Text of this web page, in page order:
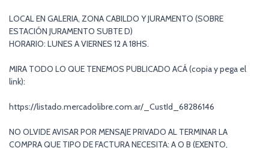
LOCAL EN GALERIA, ZONA CABILDO Y JURAMENTO (SOBRE
ESTACIÓN JURAMENTO SUBTE D)
HORARIO: LUNES A VIERNES 12 A 18HS.
MIRA TODO LO QUE TENEMOS PUBLICADO ACÁ (copia y pega el
link):
https://listado.mercadolibre.com.ar/_CustId_68286146
NO OLVIDE AVISAR POR MENSAJE PRIVADO AL TERMINAR LA
COMPRA QUE TIPO DE FACTURA NECESITA: A O B (EXENTO,